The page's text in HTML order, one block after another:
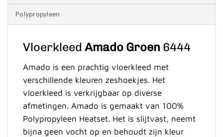
Polypropyleen
Vloerkleed Amado Groen 6444
Amado is een prachtig vloerkleed met
verschillende kleuren zeshoekjes. Het
vloerkleed is verkrijgbaar op diverse
afmetingen. Amado is gemaakt van 100%
Polypropyleen Heatset. Het is slijtvast, neemt
bijna geen vocht op en behoudt zijn kleur